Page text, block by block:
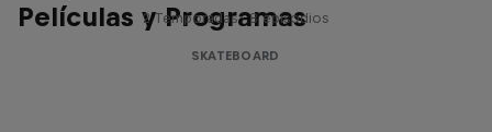
Películas y Programas
2 Temporadas · 8 episodios
SKATEBOARD